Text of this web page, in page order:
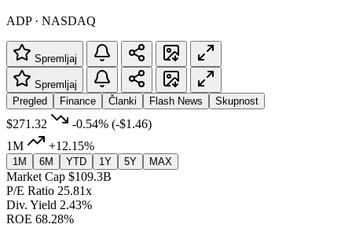
ADP · NASDAQ
Spremljaj
Spremljaj
Pregled
Finance Članki Flash News Skupnost
$271.32 -0.54% (-$1.46)
1M
+12.15%
1M 6M YTD 1Y 5Y MAX
Market Cap $109.3B
P/E Ratio 25.81x
Div. Yield 2.43%
ROE 68.28%